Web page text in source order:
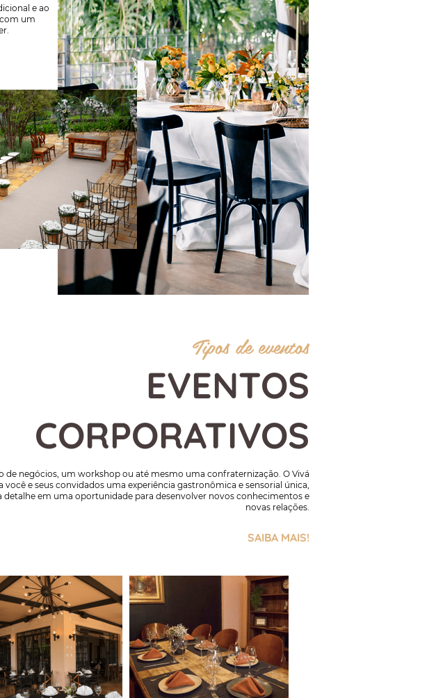
e ao
um
Tipos de eventos
EVENTOS
CORPORATIVOS
de negócios, um workshop ou até mesmo uma confraternização. O Vivá
você e seus convidados uma experiência gastronômica e sensorial única,
em uma oportunidade para desenvolver novos conhecimentos e
novas relações.
SAIBA MAIS!